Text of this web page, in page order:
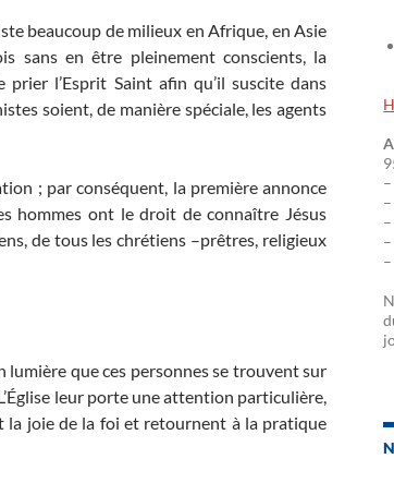
beaucoup de milieux en Afrique, en Asie
sans en être pleinement conscients, la
l’Esprit Saint afin qu’il suscite dans
soient, de manière spéciale, les agents
; par conséquent, la première annonce
hommes ont le droit de connaître Jésus
de tous les chrétiens –prêtres, religieux
lumière que ces personnes se trouvent sur
leur porte une attention particulière,
la joie de la foi et retournent à la pratique